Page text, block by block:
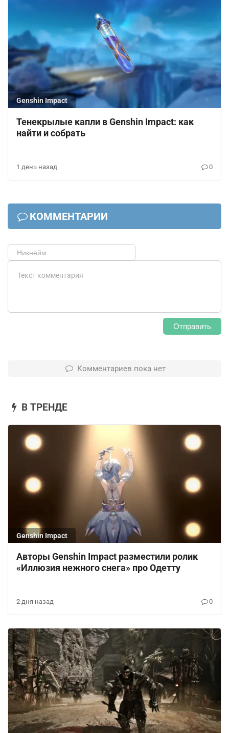
Genshin Impact
Тенекрылые капли в Genshin Impact: как
найти и собрать
1 день назад 0
КОММЕНТАРИИ
Отправить
Комментариев пока нет
В ТРЕНДЕ
Genshin Impact
Авторы Genshin Impact разместили ролик
«Иллюзия нежного снега» про Одетту
2 дня назад 0